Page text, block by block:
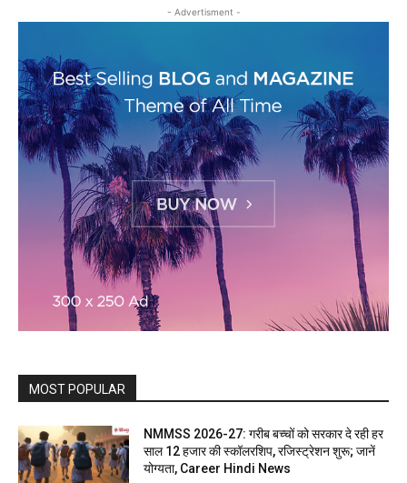
- Advertisment -
MOST POPULAR
NMMSS 2026-27: गरीब बच्चों को सरकार दे रही हर
साल 12 हजार की स्कॉलरशिप, रजिस्ट्रेशन शुरू; जानें
योग्यता, Career Hindi News